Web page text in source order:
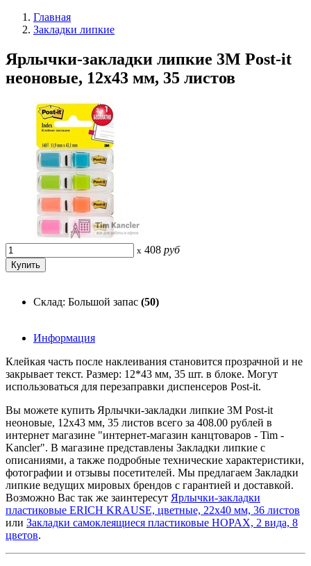
Главная
Закладки липкие
Ярлычки-закладки липкие 3M Post-it
неоновые, 12x43 мм, 35 листов
x 408 руб
Склад: Большой запас (50)
Информация
Клейкая часть после наклеивания становится прозрачной и не
закрывает текст. Размер: 12*43 мм, 35 шт. в блоке. Могут
использоваться для перезаправки диспенсеров Post-it.
Вы можете купить Ярлычки-закладки липкие 3M Post-it
неоновые, 12x43 мм, 35 листов всего за 408.00 рублей в
интернет магазине "интернет-магазин канцтоваров - Tim -
Kancler". В магазине представлены Закладки липкие с
описаниями, а также подробные технические характеристики,
фотографии и отзывы посетителей. Мы предлагаем Закладки
липкие ведущих мировых брендов с гарантией и доставкой.
Возможно Вас так же заинтересут Ярлычки-закладки
пластиковые ERICH KRAUSE, цветные, 22x40 мм, 36 листов
или Закладки самоклеящиеся пластиковые HOPAX, 2 вида, 8
цветов.